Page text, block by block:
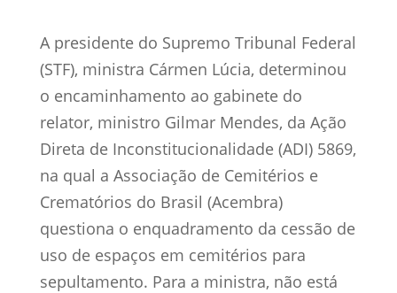
A presidente do Supremo Tribunal Federal
(STF), ministra Cármen Lúcia, determinou
o encaminhamento ao gabinete do
relator, ministro Gilmar Mendes, da Ação
Direta de Inconstitucionalidade (ADI) 5869,
na qual a Associação de Cemitérios e
Crematórios do Brasil (Acembra)
questiona o enquadramento da cessão de
uso de espaços em cemitérios para
sepultamento. Para a ministra, não está